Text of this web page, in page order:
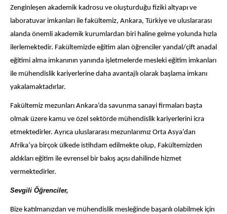
Zenginleşen akademik kadrosu ve oluşturduğu fiziki altyapı ve
laboratuvar imkanları ile fakültemiz, Ankara, Türkiye ve uluslararası
alanda önemli akademik kurumlardan biri haline gelme yolunda hızla
ilerlemektedir. Fakültemizde eğitim alan öğrenciler yandal/çift anadal
eğitimi alma imkanının yanında işletmelerde mesleki eğitim imkanları
ile mühendislik kariyerlerine daha avantajlı olarak başlama imkanı
yakalamaktadırlar.
Fakültemiz mezunları Ankara’da savunma sanayi firmaları başta
olmak üzere kamu ve özel sektörde mühendislik kariyerlerini icra
etmektedirler. Ayrıca uluslararası mezunlarımız Orta Asya’dan
Afrika’ya birçok ülkede istihdam edilmekte olup, Fakültemizden
aldıkları eğitim ile evrensel bir bakış açısı dahilinde hizmet
vermektedirler.
Sevgili Öğrenciler,
Bize katılmanızdan ve mühendislik mesleğinde başarılı olabilmek için